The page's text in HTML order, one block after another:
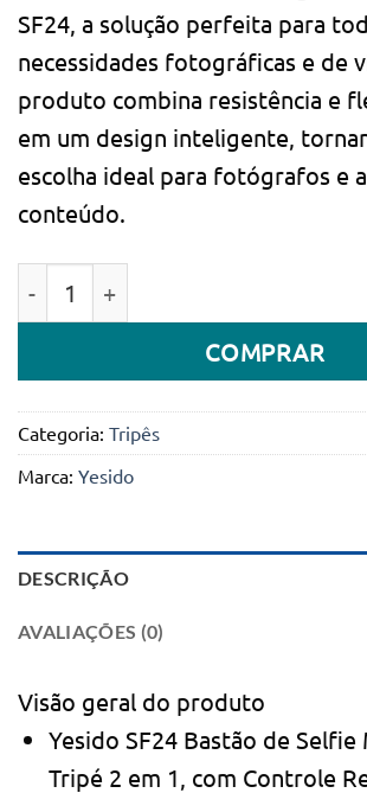
59.990Kz.
SF24, a solução perfeita para
necessidades fotográficas e de
produto combina resistência e
em um design inteligente,
escolha ideal para fotógrafos e
conteúdo.
COMPRAR
Categoria: Tripês
Marca: Yesido
DESCRIÇÃO
AVALIAÇÕES (0)
Visão geral do produto
Yesido SF24 Bastão de Selfie
Tripé 2 em 1, com Controle